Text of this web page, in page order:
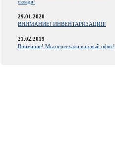
склада!
29.01.2020
ВНИМАНИЕ! ИНВЕНТАРИЗАЦИЯ!
21.02.2019
Внимание! Мы переехали в новый офис!